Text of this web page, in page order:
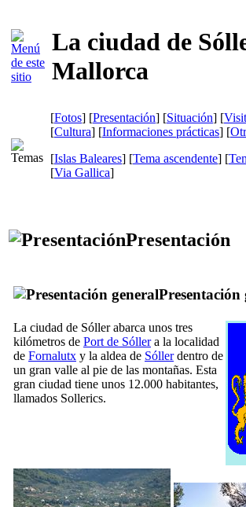
La ciudad de
Mallorca
[Fotos] [Presentación] [Situación] [
[Cultura] [Informaciones prácticas] [
[Islas Baleares] [Tema ascendente] [
[Via Gallica]
Presentación
Presentación
La ciudad de Sóllerabarca unos tres
kilómetros de Port de Sóllera la localidad
de Fornalutx y la aldea de Sóllerdentro de
un gran valle al pie de las montañas. Esta
gran ciudad tiene unos 12.000 habitantes,
llamados Sollerics.